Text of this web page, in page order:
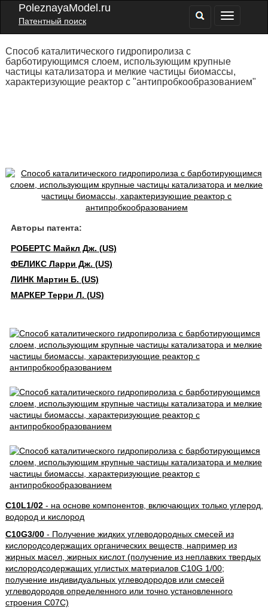
PoleznayaModel.ru
Патентный поиск
Способ каталитического гидропиролиза с
барботирующимся слоем, использующим крупные
частицы катализатора и мелкие частицы биомассы,
характеризующие реактор с "антипробкообразованием"
Авторы патента:
РОБЕРТС Майкл Дж. (US)
ФЕЛИКС Ларри Дж. (US)
ЛИНК Мартин Б. (US)
МАРКЕР Терри Л. (US)
C10L1/02- на основе компонентов, включающих только углерод,
водород и кислород
C10G3/00- Получение жидких углеводородных смесей из
кислородсодержащих органических веществ, например из
жирных масел, жирных кислот (получение из неплавких твердых
кислородсодержащих углистых материалов C10G 1/00;
получение индивидуальных углеводородов или смесей
углеводородов определенного или точно установленного
строения C07C)